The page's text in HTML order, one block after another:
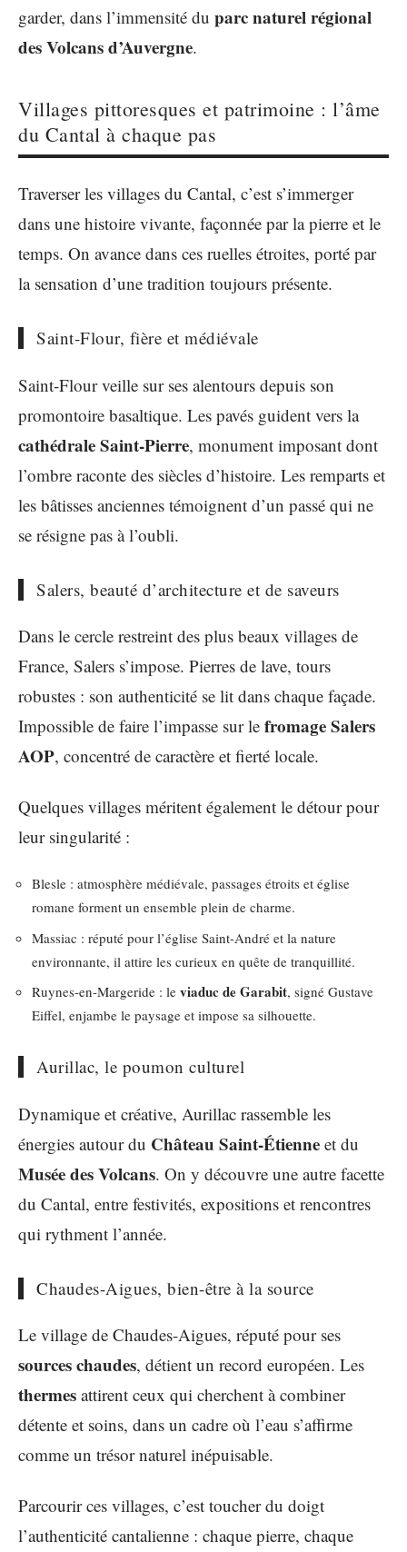
garder, dans l’immensité du parc naturel régional
des Volcans d’Auvergne.
Villages pittoresques et patrimoine : l’âme
du Cantal à chaque pas
Traverser les villages du Cantal, c’est s’immerger
dans une histoire vivante, façonnée par la pierre et le
temps. On avance dans ces ruelles étroites, porté par
la sensation d’une tradition toujours présente.
Saint-Flour, fière et médiévale
Saint-Flour veille sur ses alentours depuis son
promontoire basaltique. Les pavés guident vers la
cathédrale Saint-Pierre, monument imposant dont
l’ombre raconte des siècles d’histoire. Les remparts et
les bâtisses anciennes témoignent d’un passé qui ne
se résigne pas à l’oubli.
Salers, beauté d’architecture et de saveurs
Dans le cercle restreint des plus beaux villages de
France, Salers s’impose. Pierres de lave, tours
robustes : son authenticité se lit dans chaque façade.
Impossible de faire l’impasse sur le fromage Salers
AOP, concentré de caractère et fierté locale.
Quelques villages méritent également le détour pour
leur singularité :
Blesle : atmosphère médiévale, passages étroits et église
romane forment un ensemble plein de charme.
Massiac : réputé pour l’église Saint-André et la nature
environnante, il attire les curieux en quête de tranquillité.
Ruynes-en-Margeride : le viaduc de Garabit, signé Gustave
Eiffel, enjambe le paysage et impose sa silhouette.
Aurillac, le poumon culturel
Dynamique et créative, Aurillac rassemble les
énergies autour du Château Saint-Étienne et du
Musée des Volcans. On y découvre une autre facette
du Cantal, entre festivités, expositions et rencontres
qui rythment l’année.
Chaudes-Aigues, bien-être à la source
Le village de Chaudes-Aigues, réputé pour ses
sources chaudes, détient un record européen. Les
thermes attirent ceux qui cherchent à combiner
détente et soins, dans un cadre où l’eau s’affirme
comme un trésor naturel inépuisable.
Parcourir ces villages, c’est toucher du doigt
l’authenticité cantalienne : chaque pierre, chaque